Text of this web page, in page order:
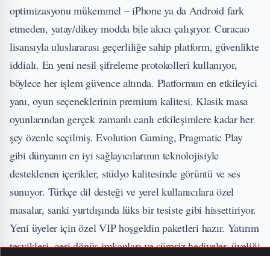
optimizasyonu mükemmel – iPhone ya da Android fark
etmeden, yatay/dikey modda bile akıcı çalışıyor. Curacao
lisansıyla uluslararası geçerliliğe sahip platform, güvenlikte
iddialı. En yeni nesil şifreleme protokolleri kullanıyor,
böylece her işlem güvence altında. Platformun en etkileyici
yanı, oyun seçeneklerinin premium kalitesi. Klasik masa
oyunlarından gerçek zamanlı canlı etkileşimlere kadar her
şey özenle seçilmiş. Evolution Gaming, Pragmatic Play
gibi dünyanın en iyi sağlayıcılarının teknolojisiyle
desteklenen içerikler, stüdyo kalitesinde görüntü ve ses
sunuyor. Türkçe dil desteği ve yerel kullanıcılara özel
masalar, sanki yurtdışında lüks bir tesiste gibi hissettiriyor.
Yeni üyeler için özel VIP hoşgeldin paketleri hazır. Yatırım
teşvikleri, geri dönüş imkanları ve sürpriz hediyeler, üyeliği